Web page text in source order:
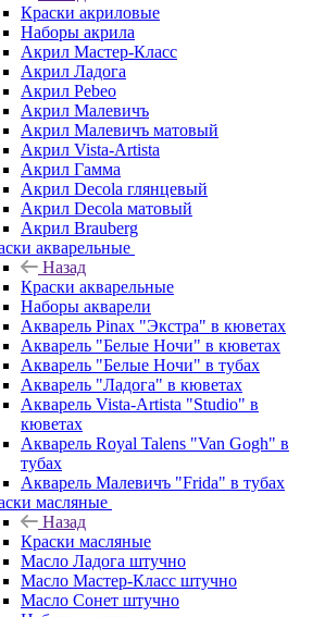
Краски акриловые
Наборы акрила
Акрил Мастер-Класс
Акрил Ладога
Акрил Pebeo
Акрил Малевичъ
Акрил Малевичъ матовый
Акрил Vista-Artista
Акрил Гамма
Акрил Decola глянцевый
Акрил Decola матовый
Акрил Brauberg
акварельные
Назад
Краски акварельные
Наборы акварели
Акварель Pinax "Экстра" в кюветах
Акварель "Белые Ночи" в кюветах
Акварель "Белые Ночи" в тубах
Акварель "Ладога" в кюветах
Акварель Vista-Artista "Studio" в
кюветах
Акварель Royal Talens "Van Gogh" в
тубах
Акварель Малевичъ "Frida" в тубах
масляные
Назад
Краски масляные
Масло Ладога штучно
Масло Мастер-Класс штучно
Масло Сонет штучно